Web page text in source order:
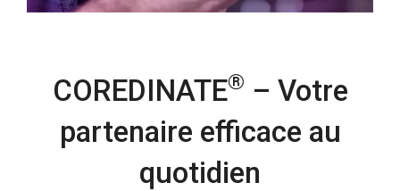
COREDINATE® – Votre
partenaire efficace au
quotidien